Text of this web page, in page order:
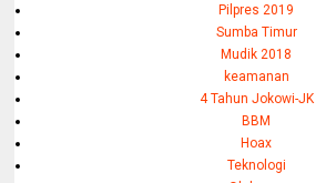
Pilpres 2019
Sumba Timur
Mudik 2018
keamanan
4 Tahun Jokowi-JK
BBM
Hoax
Teknologi